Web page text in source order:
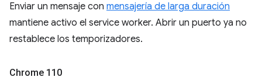
Enviar un mensaje con mensajería de larga duración
mantiene activo el service worker. Abrir un puerto ya no
restablece los temporizadores.
Chrome 110